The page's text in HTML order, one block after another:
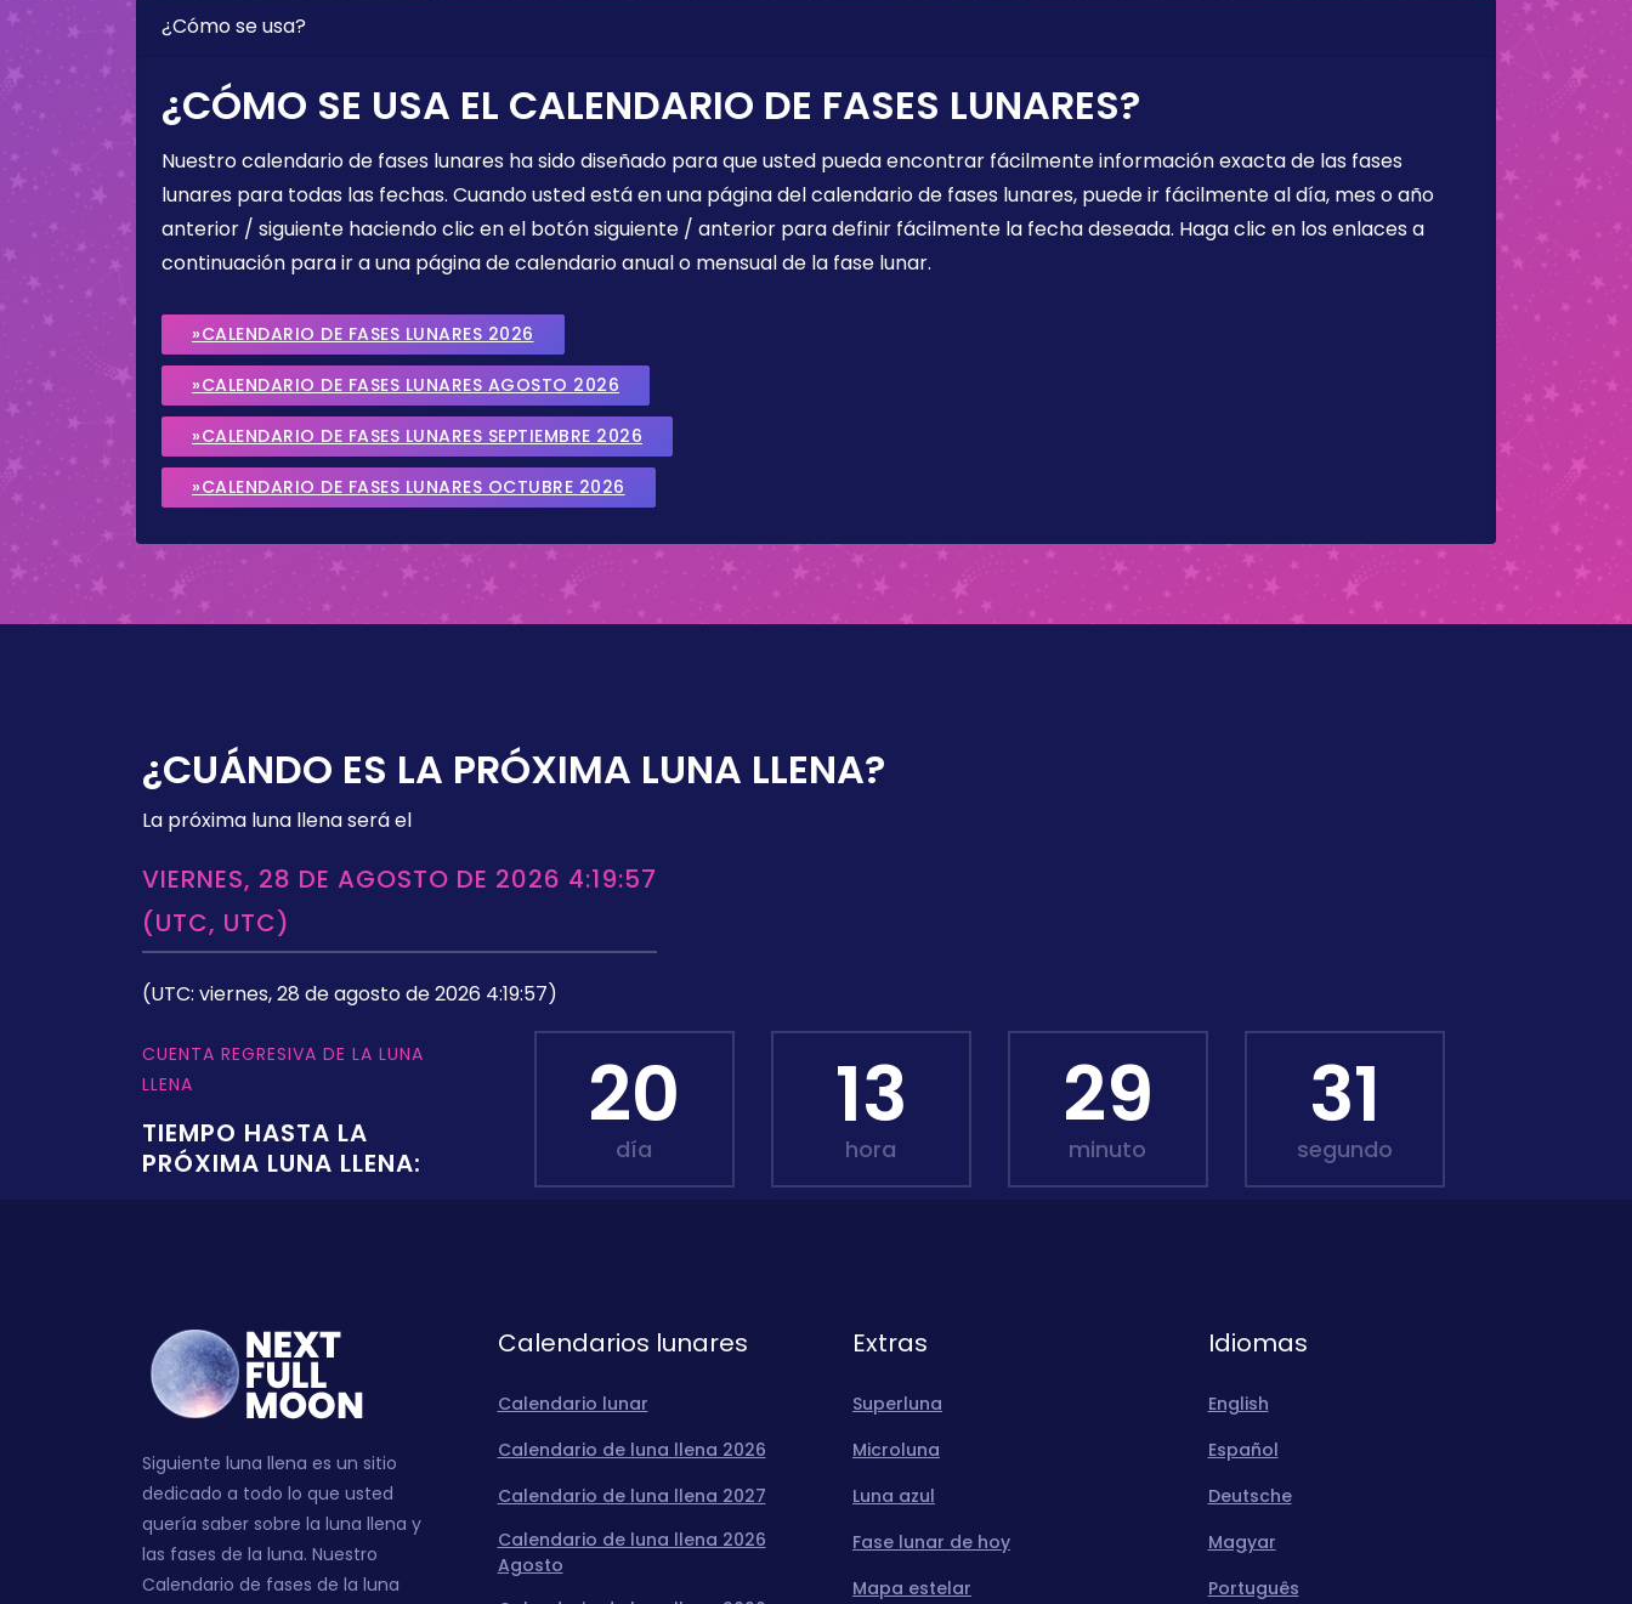
¿Cómo se usa?
¿CÓMO SE USA EL CALENDARIO DE FASES LUNARES?
Nuestro calendario de fases lunares ha sido diseñado para que usted pueda encontrar fácilmente información exacta de las fases
lunares para todas las fechas. Cuando usted está en una página del calendario de fases lunares, puede ir fácilmente al día, mes o año
anterior / siguiente haciendo clic en el botón siguiente / anterior para definir fácilmente la fecha deseada. Haga clic en los enlaces a
continuación para ir a una página de calendario anual o mensual de la fase lunar.
»CALENDARIO DE FASES LUNARES 2026
»CALENDARIO DE FASES LUNARES AGOSTO 2026
»CALENDARIO DE FASES LUNARES SEPTIEMBRE 2026
»CALENDARIO DE FASES LUNARES OCTUBRE 2026
¿CUÁNDO ES LA PRÓXIMA LUNA LLENA?
La próxima luna llena será el
VIERNES, 28 DE AGOSTO DE 2026 4:19:57
(UTC, UTC)
(UTC: viernes, 28 de agosto de 2026 4:19:57)
CUENTA REGRESIVA DE LA LUNA
LLENA
TIEMPO HASTA LA
PRÓXIMA LUNA LLENA:
20
día
13
hora
29
minuto
30
segundo
Siguiente luna llena es un sitio
dedicado a todo lo que usted
quería saber sobre la luna llena y
las fases de la luna. Nuestro
Calendario de fases de la luna
Calendarios lunares
Calendario lunar
Calendario de luna llena 2026
Calendario de luna llena 2027
Calendario de luna llena 2026
Agosto
Extras
Superluna
Microluna
Luna azul
Fase lunar de hoy
Mapa estelar
Idiomas
English
Español
Deutsche
Magyar
Português